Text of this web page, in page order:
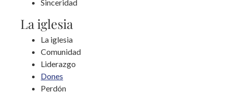
Sinceridad
La iglesia
La iglesia
Comunidad
Liderazgo
Dones
Perdón